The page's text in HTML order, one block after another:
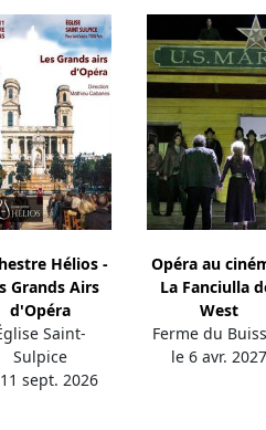
Hélios -
Grands Airs
d'Opéra
Saint-
Sulpice
sept. 2026
Opéra au
La Fanciulla
West
Ferme du
le 6 avr. 2027